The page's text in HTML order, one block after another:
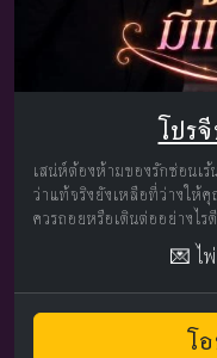
โปร
เสน่ห์ต้องห้ามของรักซ่อนเ
ว่าแท้จริงยังเหลือที่ว่างให้
ควรถอยหรือเดินต่ออย่างไรดี
💌 ไ
โ